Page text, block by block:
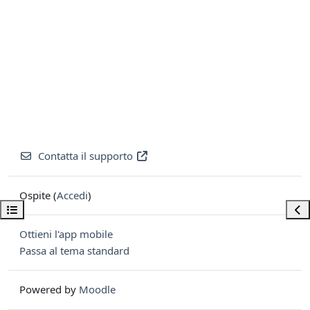
Apri indice del corso
Contatta il supporto
Ospite (Accedi)
Ottieni l'app mobile
Passa al tema standard
Powered by Moodle